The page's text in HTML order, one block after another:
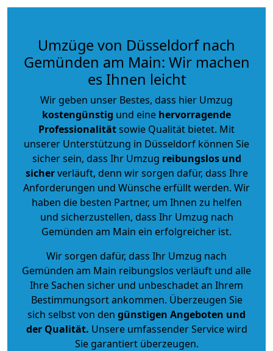
Umzüge von Düsseldorf nach
Gemünden am Main: Wir machen
es Ihnen leicht
Wir geben unser Bestes, dass hier Umzug
kostengünstig und eine hervorragende
Professionalitätsowie Qualität bietet. Mit
unserer Unterstützung in Düsseldorf können Sie
sicher sein, dass Ihr Umzug reibungslos und
sicherverläuft, denn wir sorgen dafür, dass Ihre
Anforderungen und Wünsche erfüllt werden. Wir
haben die besten Partner, um Ihnen zu helfen
und sicherzustellen, dass Ihr Umzug nach
Gemünden am Main ein erfolgreicher ist.
Wir sorgen dafür, dass Ihr Umzug nach
Gemünden am Main reibungslos verläuft und alle
Ihre Sachen sicher und unbeschadet an Ihrem
Bestimmungsort ankommen. Überzeugen Sie
sich selbst von den günstigen Angeboten und
der Qualität. Unsere umfassender Service wird
Sie garantiert überzeugen.